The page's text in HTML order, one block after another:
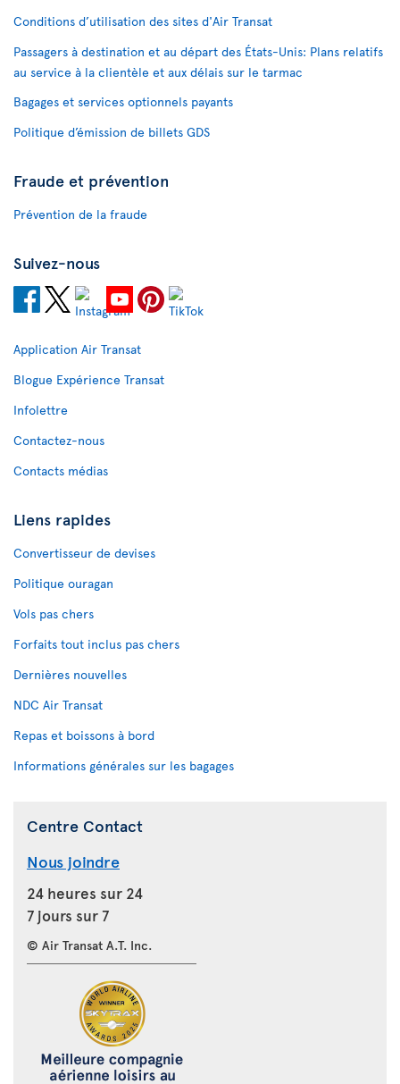
Conditions d’utilisation des sites d'Air Transat
Passagers à destination et au départ des États-Unis: Plans relatifs
au service à la clientèle et aux délais sur le tarmac
Bagages et services optionnels payants
Politique d’émission de billets GDS
Fraude et prévention
Prévention de la fraude
Suivez-nous
Application Air Transat
Blogue Expérience Transat
Infolettre
Contactez-nous
Contacts médias
Liens rapides
Convertisseur de devises
Politique ouragan
Vols pas chers
Forfaits tout inclus pas chers
Dernières nouvelles
NDC Air Transat
Repas et boissons à bord
Informations générales sur les bagages
Centre Contact
Nous joindre
24 heures sur 24
7 jours sur 7
© Air Transat A.T. Inc.